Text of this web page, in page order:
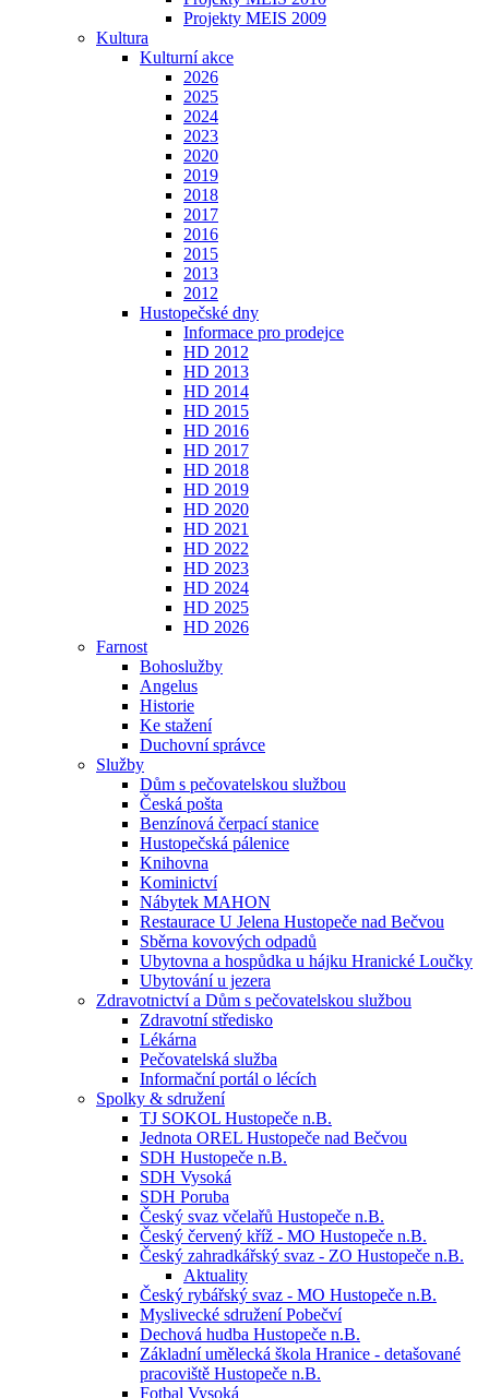
Projekty MEIS 2009
Kultura
Kulturní akce
2026
2025
2024
2023
2020
2019
2018
2017
2016
2015
2013
2012
Hustopečské dny
Informace pro prodejce
HD 2012
HD 2013
HD 2014
HD 2015
HD 2016
HD 2017
HD 2018
HD 2019
HD 2020
HD 2021
HD 2022
HD 2023
HD 2024
HD 2025
HD 2026
Farnost
Bohoslužby
Angelus
Historie
Ke stažení
Duchovní správce
Služby
Dům s pečovatelskou službou
Česká pošta
Benzínová čerpací stanice
Hustopečská pálenice
Knihovna
Kominictví
Nábytek MAHON
Restaurace U Jelena Hustopeče nad Bečvou
Sběrna kovových odpadů
Ubytovna a hospůdka u hájku Hranické Loučky
Ubytování u jezera
Zdravotnictví a Dům s pečovatelskou službou
Zdravotní středisko
Lékárna
Pečovatelská služba
Informační portál o lécích
Spolky & sdružení
TJ SOKOL Hustopeče n.B.
Jednota OREL Hustopeče nad Bečvou
SDH Hustopeče n.B.
SDH Vysoká
SDH Poruba
Český svaz včelařů Hustopeče n.B.
Český červený kříž - MO Hustopeče n.B.
Český zahradkářský svaz - ZO Hustopeče n.B.
Aktuality
Český rybářský svaz - MO Hustopeče n.B.
Myslivecké sdružení Pobečví
Dechová hudba Hustopeče n.B.
Základní umělecká škola Hranice - detašované
pracoviště Hustopeče n.B.
Fotbal Vysoká